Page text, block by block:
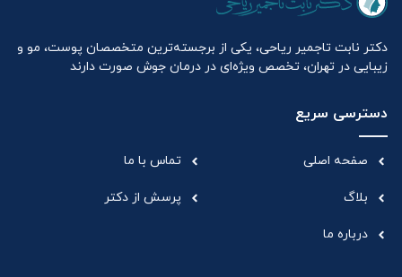
دکتر نابت تاجمیر ریاحی، یکی از برجسته‌ترین متخصصان پوست، مو و
زیبایی در تهران، تخصص ویژه‌ای در درمان جوش صورت دارند
دسترسی سریع
صفحه اصلی
بلاگ
درباره ما
تماس با ما
پرسش از دکتر